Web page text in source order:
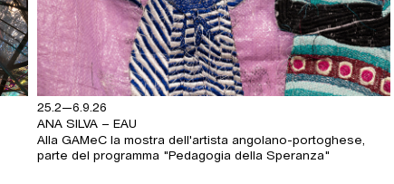
25.2—6.9.26
ANA SILVA – EAU
Alla GAMeC la mostra dell'artista angolano-portoghese,
parte del programma "Pedagogia della Speranza"